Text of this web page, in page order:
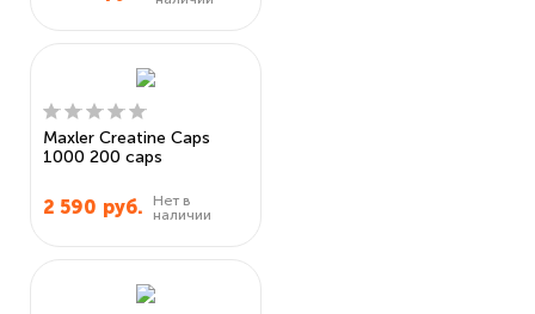
Maxler Creatine Caps
1000 200 caps
2 590 руб.
Нет в
наличии